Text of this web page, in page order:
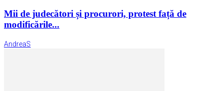
Mii de judecători și procurori, protest față de
modificările...
AndreaS